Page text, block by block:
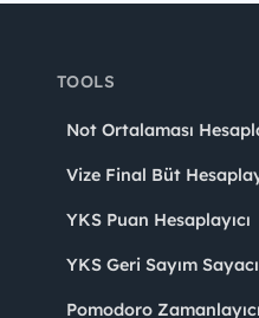
TOOLS
Not Ortalaması
Vize Final Büt
YKS Puan Hesaplayıcı
YKS Geri Sayım Sayacı
Pomodoro Zamanlayıcı